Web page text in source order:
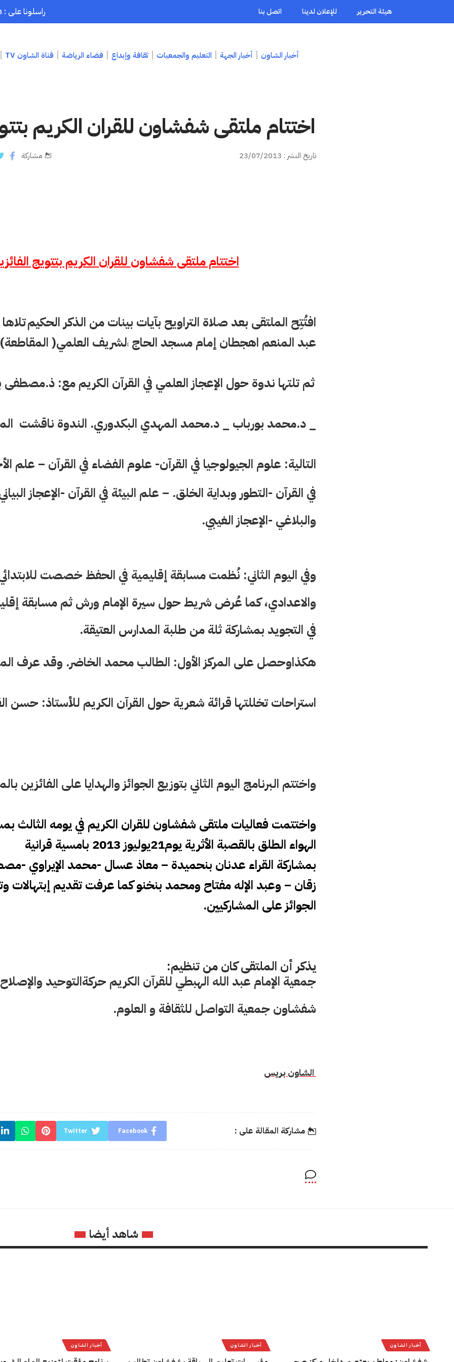
هيئة التحرير للإعلان لدينا اتصل بنا راسلونا على : chaouenpress1@gmail.com
أخبار الشاون أخبار الجهة التعليم والجمعيات ثقافة وإبداع فضاء الرياضة قناة الشاون TV
اختتام ملتقى شفشاون للقران الكريم
تاريخ النشر : 23/07/2013 مشاركة
اختتام ملتقى شفشاون للقران الكريم بتتويج
افتُتِح الملتقى بعد صلاة التراويح بآيات بينات من الذكر الحكيم
عبد المنعم اهجطان إمام مسجد الحاج الشريف العلمي(
ثم تلتها ندوة حول الإعجاز العلمي في القرآن الكريم مع: ذ.مصطفى
_ د.محمد بورباب _ د.محمد المهدي البكدوري. الندوة ناقشت
التالية: علوم الجيولوجيا في القرآن- علوم الفضاء في القرآن – علم
في القرآن -التطور وبداية الخلق. – علم البيئة في القرآن -الإعجاز
والبلاغي -الإعجاز الغيبي.
وفي اليوم الثاني: نُظمت مسابقة إقليمية في الحفظ خصصت
والاعدادي، كما عُرض شريط حول سيرة الإمام ورش ثم مسابقة
في التجويد بمشاركة ثلة من طلبة المدارس العتيقة.
هكذاوحصل على المركز الأول: الطالب محمد الخاضر. وقد عرف
استراحات تخللتها قرائة شعرية حول القرآن الكريم للأستاذ: حسن
واختتم البرنامج اليوم الثاني بتوزيع الجوائز والهدايا على الفائزين
واختتمت فعاليات ملتقى شفشاون للقران الكريم في يومه الثالث
الهواء الطلق بالقصبة الأثرية يوم21يوليوز 2013 بامسية قرانية
بمشاركة القراء عدنان بنحميدة – معاذ عسال -محمد الإيراوي -
زقان – وعبد الإله مفتاح ومحمد بنخنو كما عرفت تقديم إبتهالات
الجوائز على المشاركيين.
يذكر أن الملتقى كان من تنظيم:
جمعية الإمام عبد الله الهبطي للقرآن الكريم حركةالتوحيد
شفشاون جمعية التواصل للثقافة و العلوم.
مشاركة المقالة على : Facebook
Twitter
شاهد أيضا
أخبار الشاون أخبار الشاون أخبار الشاون